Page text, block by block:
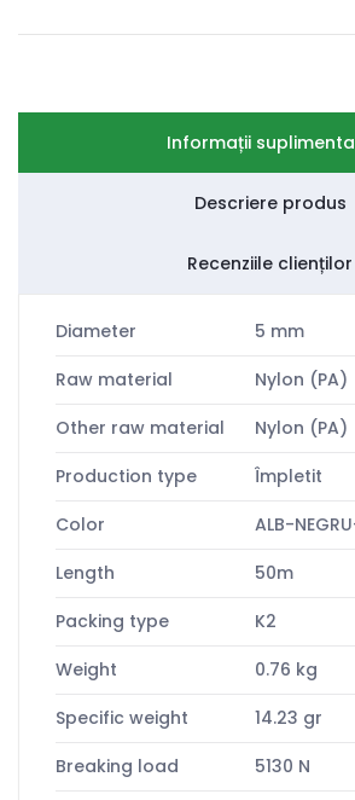
Informații
Descriere produs
Recenziile clienților
Diameter
5 mm
Raw material
Nylon (PA)
Other raw material
Nylon (PA)
Production type
Împletit
Color
ALB-
Length
50m
Packing type
K2
Weight
0.76 kg
Specific weight
14.23 gr
Breaking load
5130 N